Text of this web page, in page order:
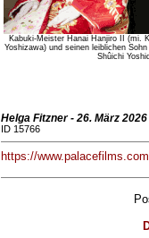
Kabuki-Meister Hanai Hanjiro II (mi.
Yoshizawa) und seinen leiblichen
Shûichi
Helga Fitzner - 26. März 2026
ID 15766
https://